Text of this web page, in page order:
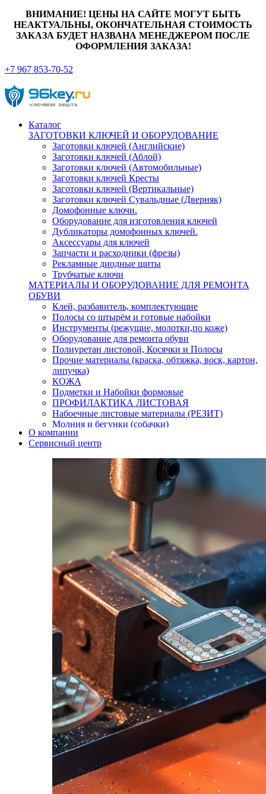
ВНИМАНИЕ! ЦЕНЫ НА САЙТЕ МОГУТ БЫТЬ
НЕАКТУАЛЬНЫ, ОКОНЧАТЕЛЬНАЯ СТОИМОСТЬ
ЗАКАЗА БУДЕТ НАЗВАНА МЕНЕДЖЕРОМ ПОСЛЕ
ОФОРМЛЕНИЯ ЗАКАЗА!
+7 967 853-70-52
Каталог
ЗАГОТОВКИ КЛЮЧЕЙ И ОБОРУДОВАНИЕ
Заготовки ключей (Английские)
Заготовки ключей (Аблой)
Заготовки ключей (Автомобильные)
Заготовки ключей Кресты
Заготовки ключей (Вертикальные)
Заготовки ключей Сувальдные (Дверняк)
Домофонные ключи.
Оборудование для изготовления ключей
Дубликаторы домофонных ключей.
Аксессуары для ключей
Запчасти и расходники (фрезы)
Рекламные диодные щиты
Трубчатые ключи
МАТЕРИАЛЫ И ОБОРУДОВАНИЕ ДЛЯ РЕМОНТА
ОБУВИ
Клей, разбавитель, комплектующие
Полосы со штырём и готовые набойки
Инструменты (режущие, молотки,по коже)
Оборудование для ремонта обуви
Полиуретан листовой, Косячки и Полосы
Прочие материалы (краска, обтяжка, воск, картон,
липучка)
КОЖА
Подметки и Набойки формовые
ПРОФИЛАКТИКА ЛИСТОВАЯ
Набоечные листовые материалы (РЕЗИТ)
Молния и бегунки (собачки)
Нитки,иглы-шило,крючки.
Уход и косметика для обуви
Кнопки (магнитые,кобурные)
Пряжки для ремня
О компании
Сервисный центр